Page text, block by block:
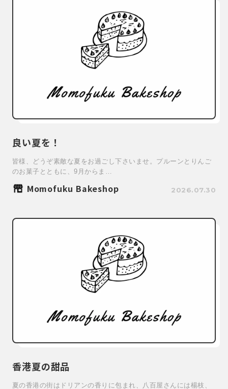
良い夏を！
皆様、どうぞ素敵な夏をお過ごし下さいませ。プルーンとりんご
のお菓子とともに、9月からま…
Momofuku Bakeshop 2026.07.30
香港夏の甜品
夏の香港の街はドリアンの香りに包まれ、八百屋さんには楊枝、